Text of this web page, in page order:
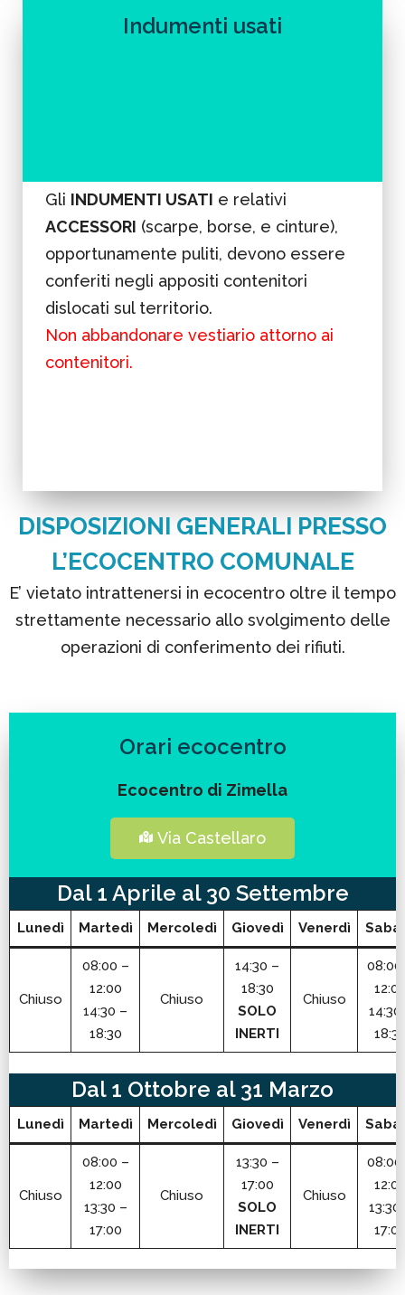
Indumenti usati
Gli INDUMENTI USATI e relativi
ACCESSORI (scarpe, borse, e cinture),
opportunamente puliti, devono essere
conferiti negli appositi contenitori
dislocati sul territorio.
Non abbandonare vestiario attorno ai
contenitori.
DISPOSIZIONI GENERALI PRESSO
L’ECOCENTRO COMUNALE
E’ vietato intrattenersi in ecocentro oltre il tempo
strettamente necessario allo svolgimento delle
operazioni di conferimento dei rifiuti.
Orari ecocentro
Ecocentro di Zimella
Via Castellaro
Dal 1 Aprile al 30 Settembre
Lunedì Martedì Mercoledì Giovedì Venerdì
Chiuso
08:00 –
12:00
14:30 –
18:30
Chiuso
14:30 –
18:30
SOLO
INERTI
Chiuso
08:00
14:30
Dal 1 Ottobre al 31 Marzo
Lunedì Martedì Mercoledì Giovedì Venerdì
Chiuso
08:00 –
12:00
13:30 –
17:00
Chiuso
13:30 –
17:00
SOLO
INERTI
Chiuso
08:00
13:30